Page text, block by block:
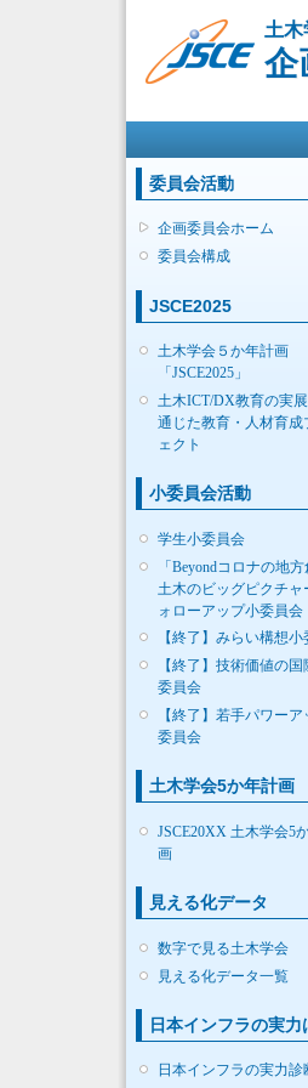
土木
企
委員会活動
企画委員会ホーム
委員会構成
JSCE2025
土木学会５か年計画
「JSCE2025」
土木ICT/DX教育の実
通じた教育・人材育成
ェクト
小委員会活動
学生小委員会
「Beyondコロナの地方
土木のビッグピクチャ
ォローアップ小委員会
【終了】みらい構想
【終了】技術価値の
委員会
【終了】若手パワー
委員会
土木学会5か年計画
JSCE20XX 土木学会5
画
見える化データ
数字で見る土木学会
見える化データ一覧
日本インフラの実力
日本インフラの実力診